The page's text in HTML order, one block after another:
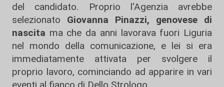
del candidato. Proprio l'Agenzia avrebbe
selezionato Giovanna Pinazzi, genovese di
nascita ma che da anni lavorava fuori Liguria
nel mondo della comunicazione, e lei si era
immediatamente attivata per svolgere il
proprio lavoro, cominciando ad apparire in vari